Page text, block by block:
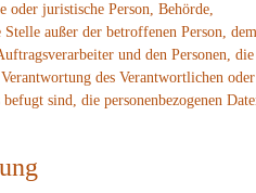
oder juristische Person, Behörde,
außer der betroffenen Person, dem
und den Personen, die
des Verantwortlichen oder
sind, die personenbezogenen